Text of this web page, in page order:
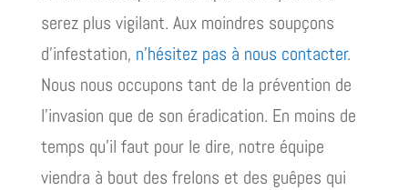
serez plus vigilant. Aux moindres soupçons
d’infestation, n’hésitez pas à nous contacter.
Nous nous occupons tant de la prévention de
l’invasion que de son éradication. En moins de
temps qu’il faut pour le dire, notre équipe
viendra à bout des frelons et des guêpes qui